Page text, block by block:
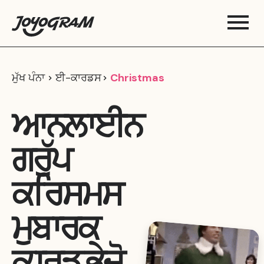
ਮੁੱਖ ਪੰਨਾ ਈ-ਕਾਰਡਸ Christmas
ਆਨਲਾਈਨ
ਗਰੁੱਪ
ਕਰਿਸਮਸ
ਮੁਬਾਰਕ